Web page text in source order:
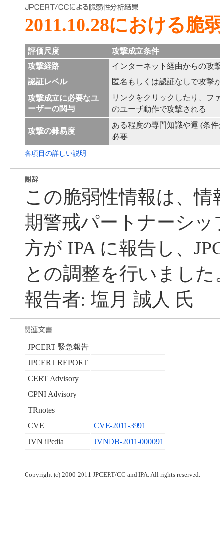
2011.10.28における脆
評価尺度
攻撃成立条件
攻撃経路
インターネット経由からの攻
認証レベル
匿名もしくは認証なしで攻撃
攻撃成立に必要なユ
ーザーの関与
リンクをクリックしたり、フ
のユーザ動作で攻撃される
攻撃の難易度
ある程度の専門知識や運 (条
必要
各項目の詳しい説明
この脆弱性情報は、
期警戒パートナーシ
方が IPA に報告し、
との調整を行いました
報告者: 塩月 誠人 氏
JPCERT 緊急報告
JPCERT REPORT
CERT Advisory
CPNI Advisory
TRnotes
CVE
CVE-2011-3991
JVN iPedia
JVNDB-2011-000091
Copyright (c) 2000-2011 JPCERT/CC and IPA. All rights reserved.